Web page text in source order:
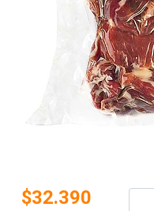
$32.390